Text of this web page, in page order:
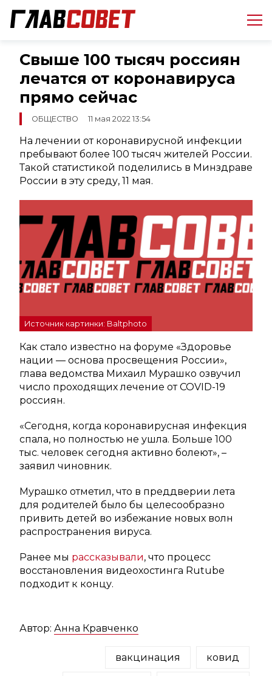
Свыше 100 тысяч россиян
лечатся от коронавируса
прямо сейчас
ОБЩЕСТВО 11 мая 2022 13:54
На лечении от коронавирусной инфекции
пребывают более 100 тысяч жителей России.
Такой статистикой поделились в Минздраве
России в эту среду, 11 мая.
Источник картинки: Baltphoto
Как стало известно на форуме «Здоровье
нации — основа просвещения России»,
глава ведомства Михаил Мурашко озвучил
число проходящих лечение от COVID-19
россиян.
«Сегодня, когда коронавирусная инфекция
спала, но полностью не ушла. Больше 100
тыс. человек сегодня активно болеют», –
заявил чиновник.
Мурашко отметил, что в преддверии лета
для родителей было бы целесообразно
привить детей во избежание новых волн
распространения вируса.
Ранее мы рассказывали, что процесс
восстановления видеохостинга Rutube
подходит к концу.
Автор: Анна Кравченко
вакцинация ковид